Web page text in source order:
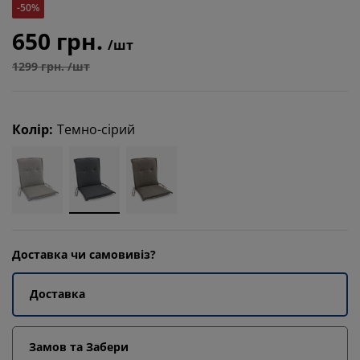
-50%
650 грн. /шт
1299 грн. /шт
Колір: Темно-сірий
Доставка чи самовивіз?
Доставка
Замов та Забери